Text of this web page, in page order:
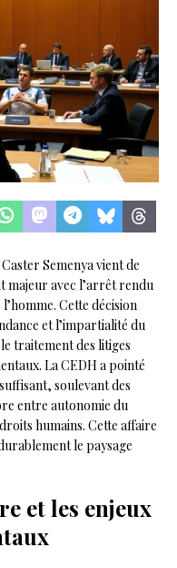
Semenya vient de
majeur avec l’arrêt rendu
Cette décision
et l’impartialité du
traitement des litiges
La CEDH a pointé
soulevant des
entre autonomie du
humains. Cette affaire
le paysage
et les enjeux